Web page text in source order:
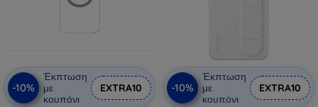
-10%
Έκπτωση
με
κουπόνι
EXTRA10 -10%
Έκπτωση
με
κουπόνι
EXTRA10